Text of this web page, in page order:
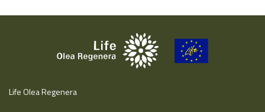
Life Olea Regenera